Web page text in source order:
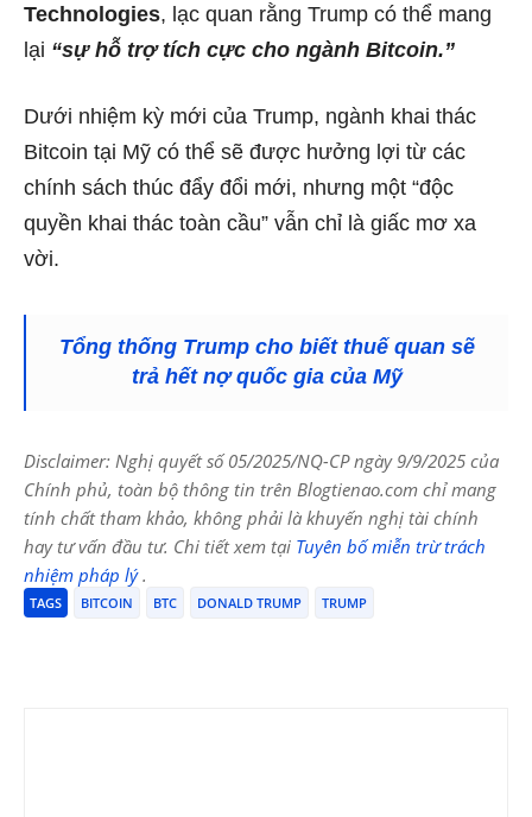
Technologies, lạc quan rằng Trump có thể mang
lại “sự hỗ trợ tích cực cho ngành Bitcoin.”
Dưới nhiệm kỳ mới của Trump, ngành khai thác
Bitcoin tại Mỹ có thể sẽ được hưởng lợi từ các
chính sách thúc đẩy đổi mới, nhưng một “độc
quyền khai thác toàn cầu” vẫn chỉ là giấc mơ xa
vời.
Tổng thống Trump cho biết thuế quan sẽ
trả hết nợ quốc gia của Mỹ
Disclaimer: Nghị quyết số 05/2025/NQ-CP ngày 9/9/2025 của
Chính phủ, toàn bộ thông tin trên Blogtienao.com chỉ mang
tính chất tham khảo, không phải là khuyến nghị tài chính
hay tư vấn đầu tư. Chi tiết xem tại Tuyên bố miễn trừ trách
nhiệm pháp lý.
TAGS BITCOIN BTC DONALD TRUMP TRUMP